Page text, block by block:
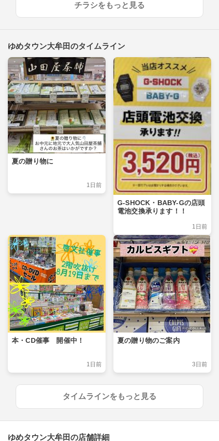
チラシをもっと見る
ゆめタウン大牟田のタイムライン
夏の贈り物に
1日前
G-SHOCK・BABY-Gの店頭
電池交換承ります！！
1日前
本・CD催事 開催中！
1日前
夏の贈り物のご案内
3日前
タイムラインをもっと見る
ゆめタウン大牟田の店舗詳細